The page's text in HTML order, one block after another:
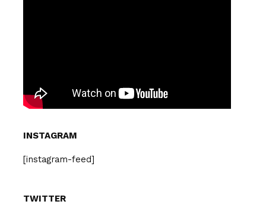
INSTAGRAM
[instagram-feed]
TWITTER